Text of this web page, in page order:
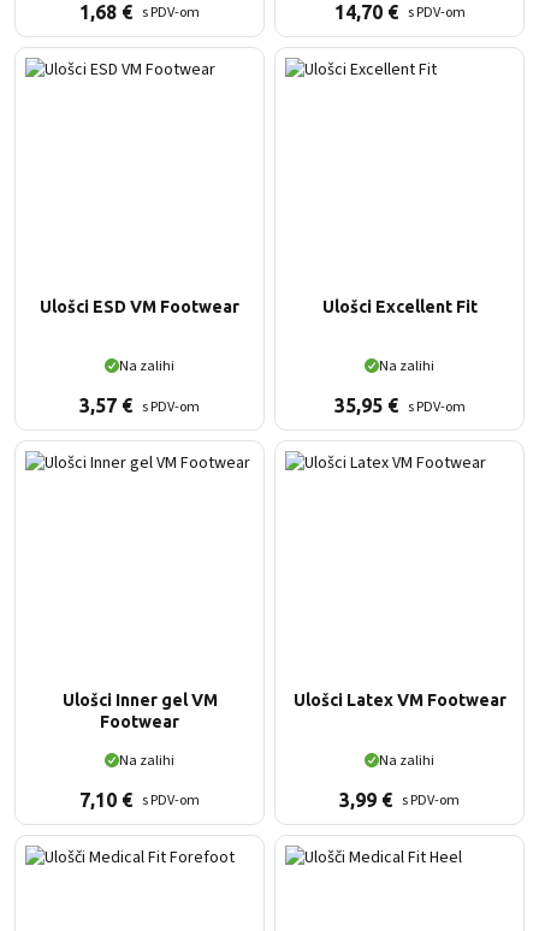
1,68 € s PDV-om
14,70 € s PDV-om
Ulošci ESD VM Footwear
Na zalihi
3,57 € s PDV-om
Ulošci Excellent Fit
Na zalihi
35,95 € s PDV-om
Ulošci Inner gel VM
Footwear
Na zalihi
7,10 € s PDV-om
Ulošci Latex VM Footwear
Na zalihi
3,99 € s PDV-om